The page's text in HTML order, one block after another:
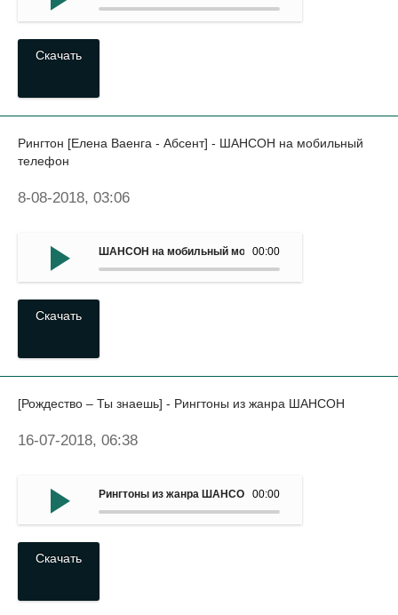
Скачать
Рингтон [Елена Ваенга - Абсент] - ШАНСОН на мобильный
телефон
8-08-2018, 03:06
00:00
ШАНСОН на мобильный мобильный - Рингтон (Елена
Скачать
[Рождество – Ты знаешь] - Рингтоны из жанра ШАНСОН
16-07-2018, 06:38
00:00
Рингтоны из жанра ШАНСОН - (Рождество – Ты знаешь)
Скачать